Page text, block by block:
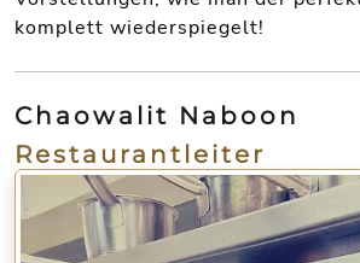
komplett wiederspiegelt!
Chaowalit Naboon
Restaurantleiter